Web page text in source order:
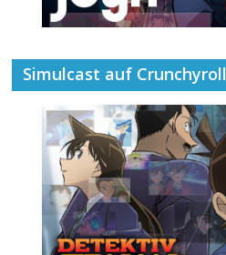
Simulcast auf Crunchyroll